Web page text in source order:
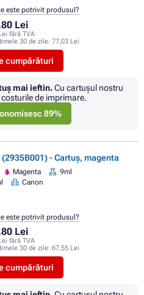
Lei
fără TVA
30 de zile: 77,03 Lei
cumpărături
este potrivit produsul?
mai ieftin.Cu cartuşul nostru
costurile de imprimare.
89%
(2935B001) - Cartuș, magenta
Magenta
9ml
Canon
Lei
fără TVA
30 de zile: 67,55 Lei
cumpărături
este potrivit produsul?